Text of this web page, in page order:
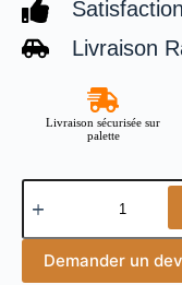
Livraison
Livraison sécurisée sur
palette
Demander un